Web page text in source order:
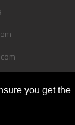
you get the